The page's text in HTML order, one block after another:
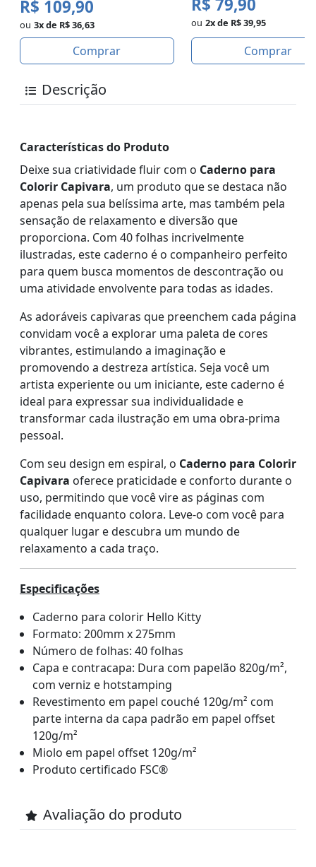
R$ 109,90
ou 3x de R$ 36,63
Comprar
R$ 79,90
ou 2x de R$ 39,95
Comprar
Descrição
Características do Produto
Deixe sua criatividade fluir com o Caderno para
Colorir Capivara, um produto que se destaca não
apenas pela sua belíssima arte, mas também pela
sensação de relaxamento e diversão que
proporciona. Com 40 folhas incrivelmente
ilustradas, este caderno é o companheiro perfeito
para quem busca momentos de descontração ou
uma atividade envolvente para todas as idades.
As adoráveis capivaras que preenchem cada página
convidam você a explorar uma paleta de cores
vibrantes, estimulando a imaginação e
promovendo a destreza artística. Seja você um
artista experiente ou um iniciante, este caderno é
ideal para expressar sua individualidade e
transformar cada ilustração em uma obra-prima
pessoal.
Com seu design em espiral, o Caderno para Colorir
Capivara oferece praticidade e conforto durante o
uso, permitindo que você vire as páginas com
facilidade enquanto colora. Leve-o com você para
qualquer lugar e descubra um mundo de
relaxamento a cada traço.
Especificações
Caderno para colorir Hello Kitty
Formato: 200mm x 275mm
Número de folhas: 40 folhas
Capa e contracapa: Dura com papelão 820g/m²,
com verniz e hotstamping
Revestimento em papel couché 120g/m² com
parte interna da capa padrão em papel offset
120g/m²
Miolo em papel offset 120g/m²
Produto certificado FSC®
Avaliação do produto